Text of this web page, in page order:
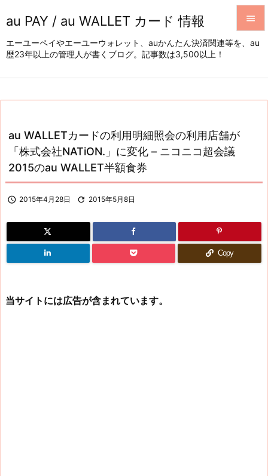
au PAY / au WALLET カード 情報
エーユーペイやエーユーウォレット、auかんたん決済関連等を、au
歴23年以上の管理人が書くブログ。記事数は3,500以上！



au WALLETカードの利用明細照会の利用店舗が
「株式会社NATiON.」に変化 – ニコニコ超会議
2015のau WALLET半額食券
 2015年4月28日  2015年5月8日
Copy
当サイトには広告が含まれています。